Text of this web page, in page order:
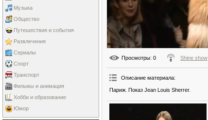
Музыка
Общество
Путешествия и события
Развлечения
Сериалы
Спорт
Транспорт
Фильмы и анимация
Хобби и образование
Юмор
Просмотры: 0 Shine show
Описание материала:
Париж. Показ Jean Louis Sherrer.